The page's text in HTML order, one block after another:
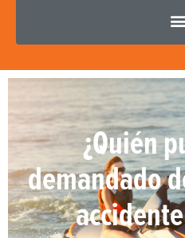
¿Quién
demandado